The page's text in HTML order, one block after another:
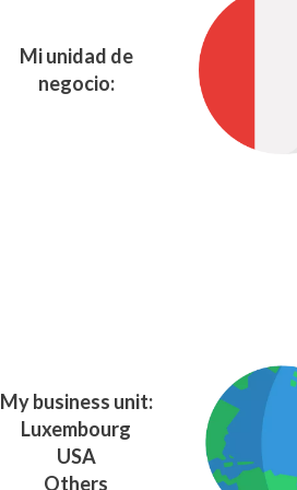
Mi unidad de
negocio:
My business unit:
Luxembourg
USA
Others